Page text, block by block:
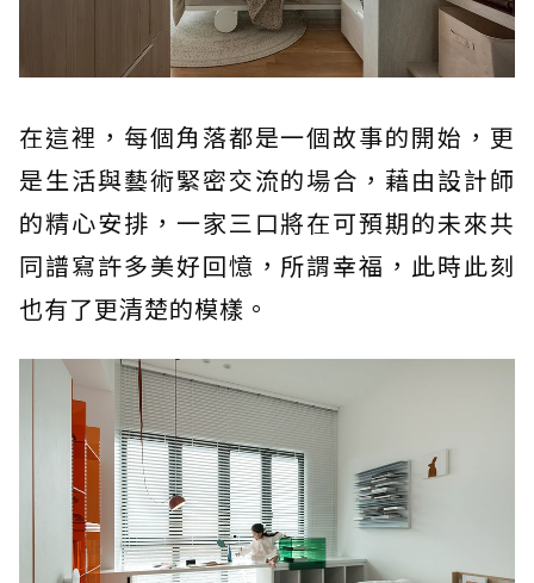
在這裡，每個角落都是一個故事的開始，更
是生活與藝術緊密交流的場合，藉由設計師
的精心安排，一家三口將在可預期的未來共
同譜寫許多美好回憶，所謂幸福，此時此刻
也有了更清楚的模樣。